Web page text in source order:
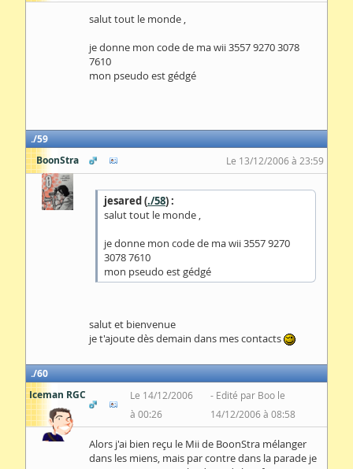
salut tout le monde ,
je donne mon code de ma wii 3557 9270 3078
7610
mon pseudo est gédgé
59
BoonStra
Le 13/12/2006 à 23:59
jesared (./58) :
salut tout le monde ,
je donne mon code de ma wii 3557 9270
3078 7610
mon pseudo est gédgé
salut et bienvenue
je t'ajoute dès demain dans mes contacts
60
Iceman RGC
Le 14/12/2006
à 00:26
Edité par Boo le
14/12/2006 à 08:58
Alors j'ai bien reçu le Mii de BoonStra mélanger
dans les miens, mais par contre dans la parade je